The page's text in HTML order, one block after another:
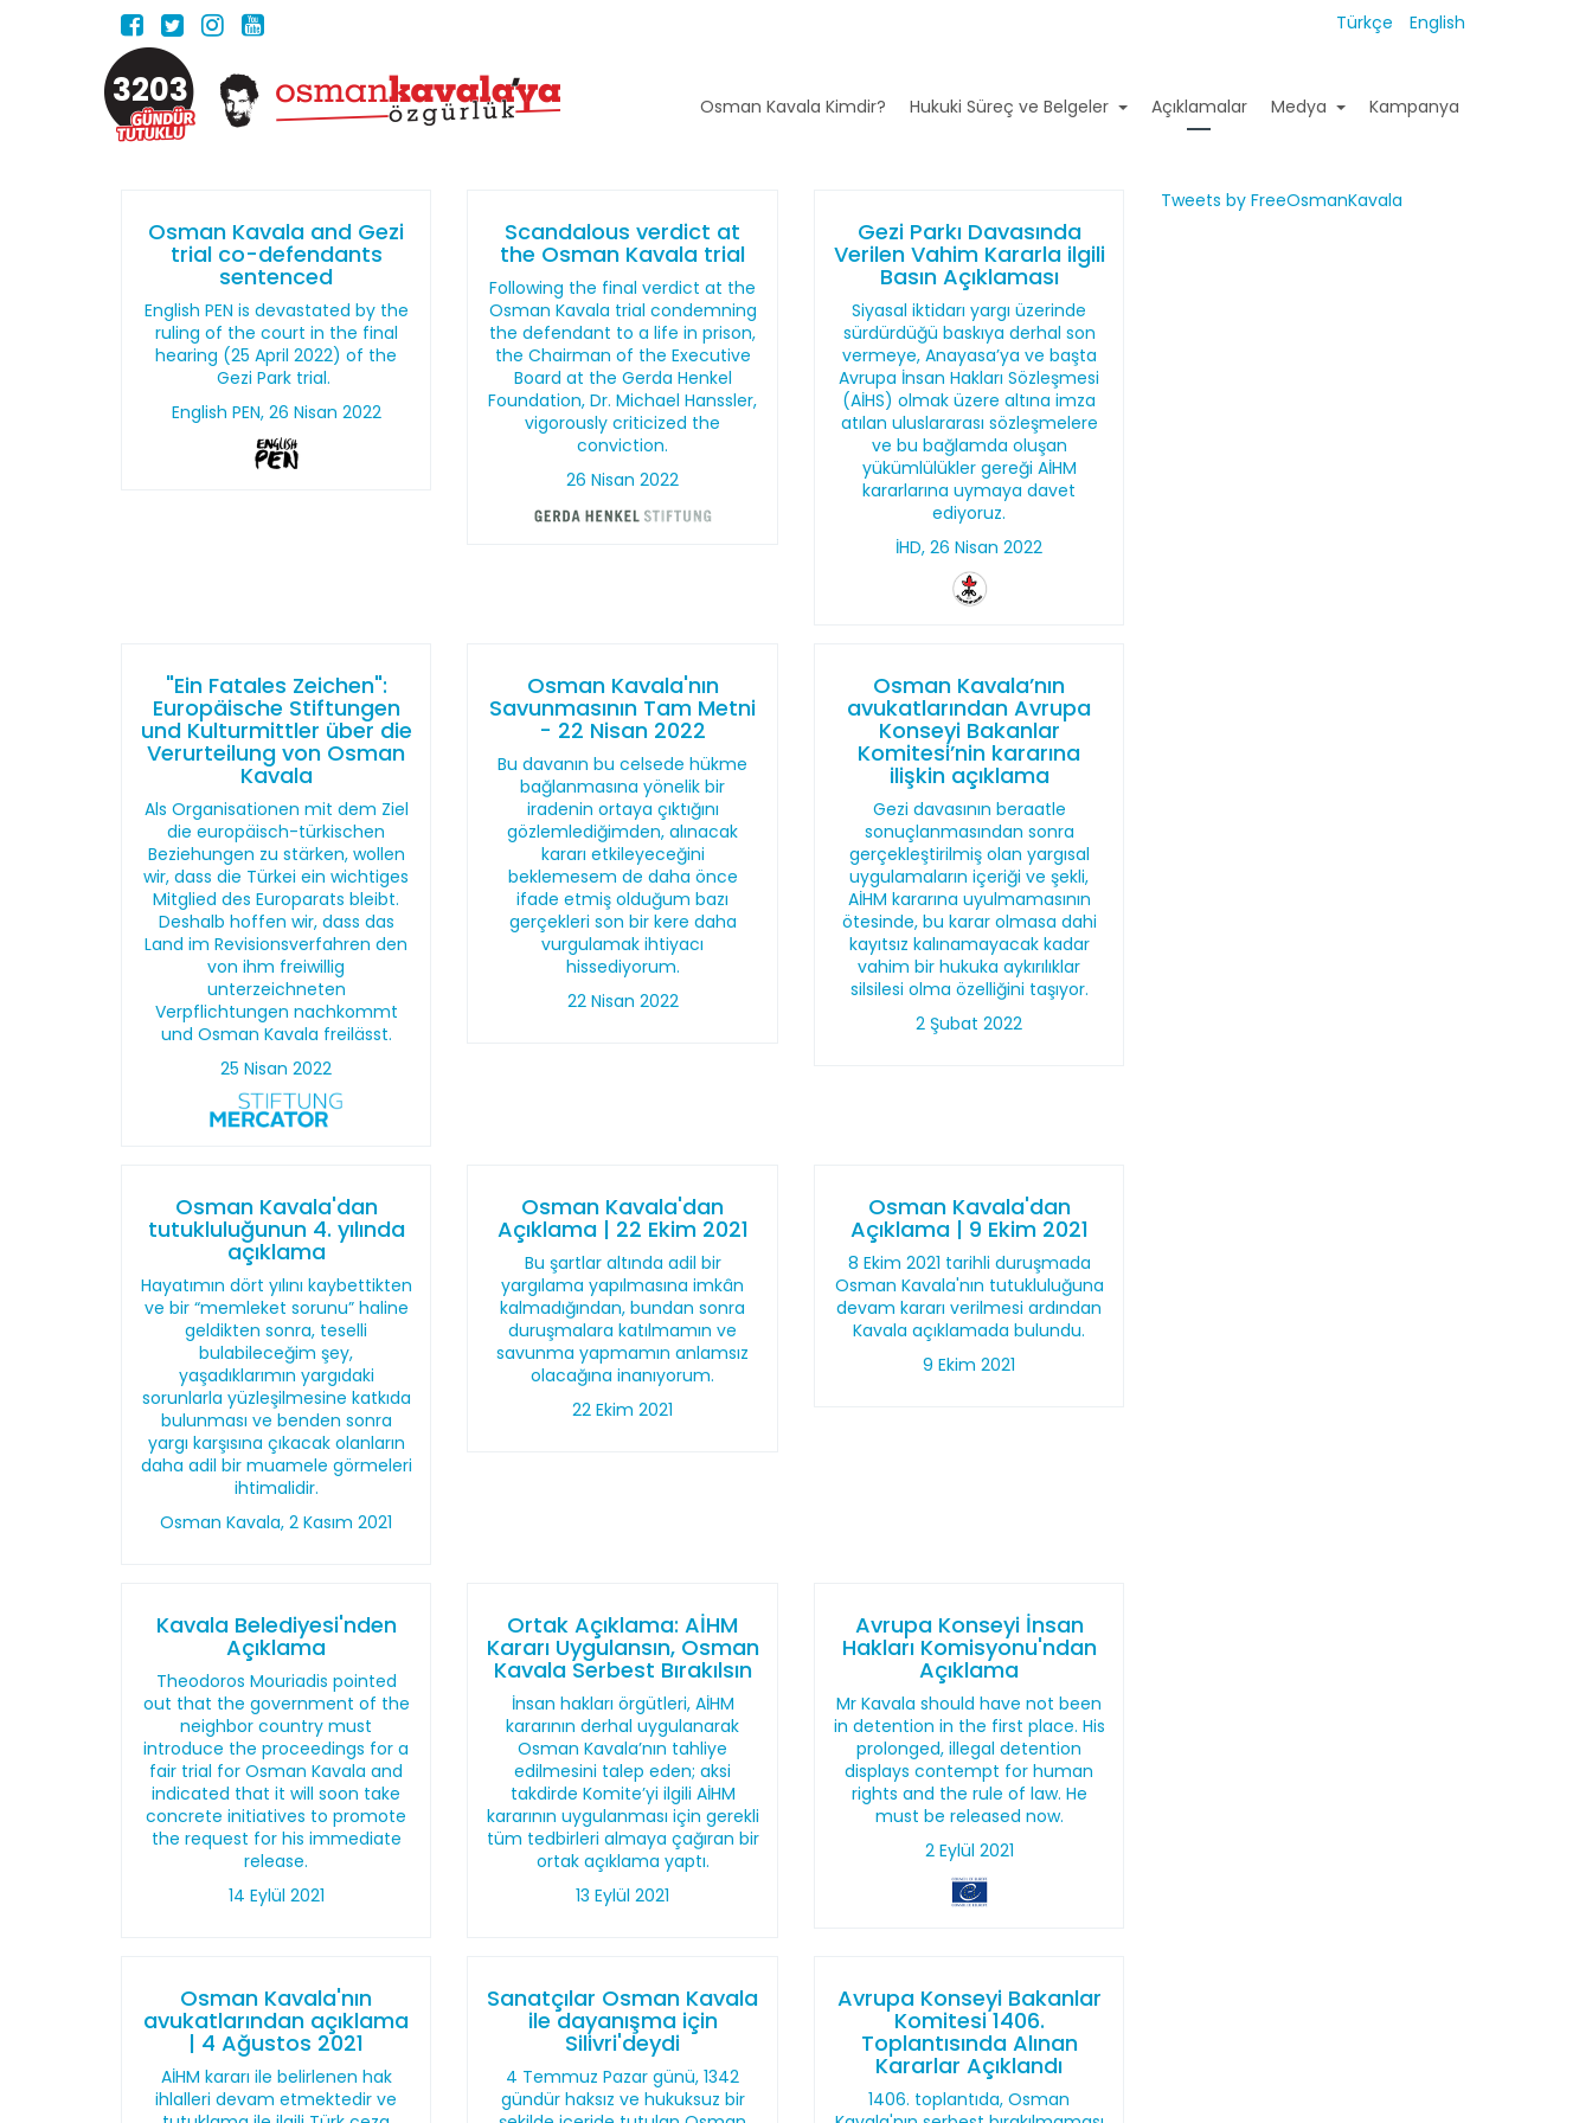
Türkçe English
3203 Osman Kavala Kimdir? Hukuki Süreç ve Belgeler Açıklamalar Medya Kampanya
Osman Kavala and Gezi
trial co-defendants
sentenced
English PEN is devastated by the
ruling of the court in the final
hearing (25 April 2022) of the
Gezi Park trial.
English PEN, 26 Nisan 2022
Scandalous verdict at
the Osman Kavala trial
Following the final verdict at the
Osman Kavala trial condemning
the defendant to a life in prison,
the Chairman of the Executive
Board at the Gerda Henkel
Foundation, Dr. Michael Hanssler,
vigorously criticized the
conviction.
26 Nisan 2022
Gezi Parkı Davasında
Verilen Vahim Kararla ilgili
Basın Açıklaması
Siyasal iktidarı yargı üzerinde
sürdürdüğü baskıya derhal son
vermeye, Anayasa’ya ve başta
Avrupa İnsan Hakları Sözleşmesi
(AİHS) olmak üzere altına imza
atılan uluslararası sözleşmelere
ve bu bağlamda oluşan
yükümlülükler gereği AİHM
kararlarına uymaya davet
ediyoruz.
İHD, 26 Nisan 2022
"Ein Fatales Zeichen":
Europäische Stiftungen
und Kulturmittler über die
Verurteilung von Osman
Kavala
Als Organisationen mit dem Ziel
die europäisch-türkischen
Beziehungen zu stärken, wollen
wir, dass die Türkei ein wichtiges
Mitglied des Europarats bleibt.
Deshalb hoffen wir, dass das
Land im Revisionsverfahren den
von ihm freiwillig
unterzeichneten
Verpflichtungen nachkommt
und Osman Kavala freilässt.
25 Nisan 2022
Osman Kavala'nın
Savunmasının Tam Metni
- 22 Nisan 2022
Bu davanın bu celsede hükme
bağlanmasına yönelik bir
iradenin ortaya çıktığını
gözlemlediğimden, alınacak
kararı etkileyeceğini
beklemesem de daha önce
ifade etmiş olduğum bazı
gerçekleri son bir kere daha
vurgulamak ihtiyacı
hissediyorum.
22 Nisan 2022
Osman Kavala’nın
avukatlarından Avrupa
Konseyi Bakanlar
Komitesi’nin kararına
ilişkin açıklama
Gezi davasının beraatle
sonuçlanmasından sonra
gerçekleştirilmiş olan yargısal
uygulamaların içeriği ve şekli,
AİHM kararına uyulmamasının
ötesinde, bu karar olmasa dahi
kayıtsız kalınamayacak kadar
vahim bir hukuka aykırılıklar
silsilesi olma özelliğini taşıyor.
2 Şubat 2022
Osman Kavala'dan
tutukluluğunun 4. yılında
açıklama
Hayatımın dört yılını kaybettikten
ve bir “memleket sorunu” haline
geldikten sonra, teselli
bulabileceğim şey,
yaşadıklarımın yargıdaki
sorunlarla yüzleşilmesine katkıda
bulunması ve benden sonra
yargı karşısına çıkacak olanların
daha adil bir muamele görmeleri
ihtimalidir.
Osman Kavala, 2 Kasım 2021
Osman Kavala'dan
Açıklama | 22 Ekim 2021
Bu şartlar altında adil bir
yargılama yapılmasına imkân
kalmadığından, bundan sonra
duruşmalara katılmamın ve
savunma yapmamın anlamsız
olacağına inanıyorum.
22 Ekim 2021
Osman Kavala'dan
Açıklama | 9 Ekim 2021
8 Ekim 2021 tarihli duruşmada
Osman Kavala'nın tutukluluğuna
devam kararı verilmesi ardından
Kavala açıklamada bulundu.
9 Ekim 2021
Kavala Belediyesi'nden
Açıklama
Theodoros Mouriadis pointed
out that the government of the
neighbor country must
introduce the proceedings for a
fair trial for Osman Kavala and
indicated that it will soon take
concrete initiatives to promote
the request for his immediate
release.
14 Eylül 2021
Ortak Açıklama: AİHM
Kararı Uygulansın, Osman
Kavala Serbest Bırakılsın
İnsan hakları örgütleri, AİHM
kararının derhal uygulanarak
Osman Kavala’nın tahliye
edilmesini talep eden; aksi
takdirde Komite’yi ilgili AİHM
kararının uygulanması için gerekli
tüm tedbirleri almaya çağıran bir
ortak açıklama yaptı.
13 Eylül 2021
Avrupa Konseyi İnsan
Hakları Komisyonu'ndan
Açıklama
Mr Kavala should have not been
in detention in the first place. His
prolonged, illegal detention
displays contempt for human
rights and the rule of law. He
must be released now.
2 Eylül 2021
Osman Kavala'nın
avukatlarından açıklama
| 4 Ağustos 2021
AİHM kararı ile belirlenen hak
ihlalleri devam etmektedir ve
Sanatçılar Osman Kavala
ile dayanışma için
Silivri'deydi
4 Temmuz Pazar günü, 1342
gündür haksız ve hukuksuz bir
Avrupa Konseyi Bakanlar
Komitesi 1406.
Toplantısında Alınan
Kararlar Açıklandı
1406. toplantıda, Osman
Tweets by FreeOsmanKavala